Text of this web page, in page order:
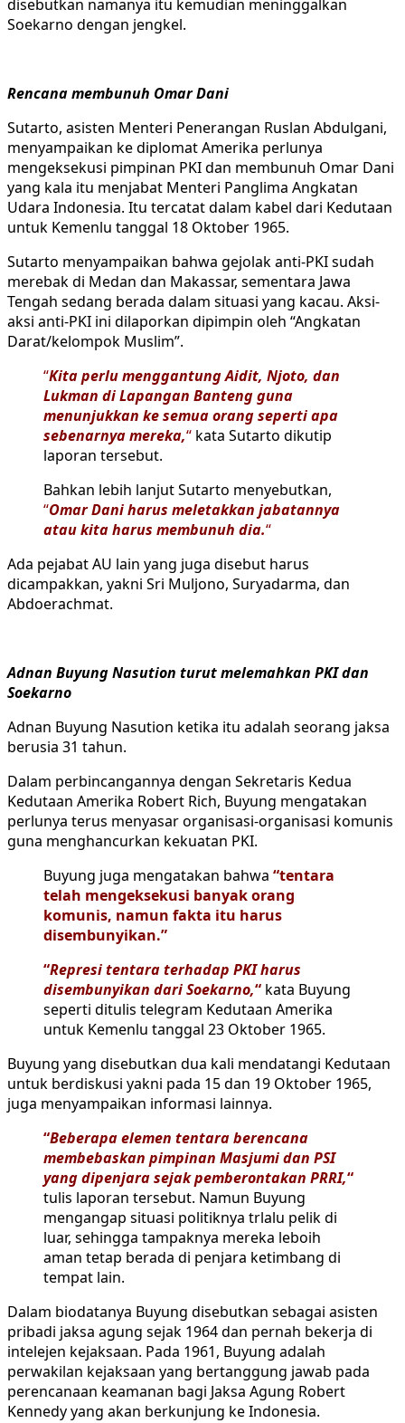
disebutkan namanya itu kemudian meninggalkan
Soekarno dengan jengkel.
Rencana membunuh Omar Dani
Sutarto, asisten Menteri Penerangan Ruslan Abdulgani,
menyampaikan ke diplomat Amerika perlunya
mengeksekusi pimpinan PKI dan membunuh Omar Dani
yang kala itu menjabat Menteri Panglima Angkatan
Udara Indonesia. Itu tercatat dalam kabel dari Kedutaan
untuk Kemenlu tanggal 18 Oktober 1965.
Sutarto menyampaikan bahwa gejolak anti-PKI sudah
merebak di Medan dan Makassar, sementara Jawa
Tengah sedang berada dalam situasi yang kacau. Aksi-
aksi anti-PKI ini dilaporkan dipimpin oleh “Angkatan
Darat/kelompok Muslim”.
“Kita perlu menggantung Aidit, Njoto, dan
Lukman di Lapangan Banteng guna
menunjukkan ke semua orang seperti apa
sebenarnya mereka,“ kata Sutarto dikutip
laporan tersebut.
Bahkan lebih lanjut Sutarto menyebutkan,
“Omar Dani harus meletakkan jabatannya
atau kita harus membunuh dia.“
Ada pejabat AU lain yang juga disebut harus
dicampakkan, yakni Sri Muljono, Suryadarma, dan
Abdoerachmat.
Adnan Buyung Nasution turut melemahkan PKI dan
Soekarno
Adnan Buyung Nasution ketika itu adalah seorang jaksa
berusia 31 tahun.
Dalam perbincangannya dengan Sekretaris Kedua
Kedutaan Amerika Robert Rich, Buyung mengatakan
perlunya terus menyasar organisasi-organisasi komunis
guna menghancurkan kekuatan PKI.
Buyung juga mengatakan bahwa “tentara
telah mengeksekusi banyak orang
komunis, namun fakta itu harus
disembunyikan.”
“Represi tentara terhadap PKI harus
disembunyikan dari Soekarno,“ kata Buyung
seperti ditulis telegram Kedutaan Amerika
untuk Kemenlu tanggal 23 Oktober 1965.
Buyung yang disebutkan dua kali mendatangi Kedutaan
untuk berdiskusi yakni pada 15 dan 19 Oktober 1965,
juga menyampaikan informasi lainnya.
“Beberapa elemen tentara berencana
membebaskan pimpinan Masjumi dan PSI
yang dipenjara sejak pemberontakan PRRI,“
tulis laporan tersebut. Namun Buyung
mengangap situasi politiknya trlalu pelik di
luar, sehingga tampaknya mereka leboih
aman tetap berada di penjara ketimbang di
tempat lain.
Dalam biodatanya Buyung disebutkan sebagai asisten
pribadi jaksa agung sejak 1964 dan pernah bekerja di
intelejen kejaksaan. Pada 1961, Buyung adalah
perwakilan kejaksaan yang bertanggung jawab pada
perencanaan keamanan bagi Jaksa Agung Robert
Kennedy yang akan berkunjung ke Indonesia.